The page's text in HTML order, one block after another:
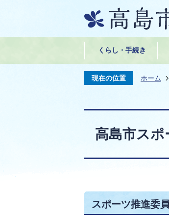
くらし・手続き
現在の位置 ホーム
高島市スポ
スポーツ推進委